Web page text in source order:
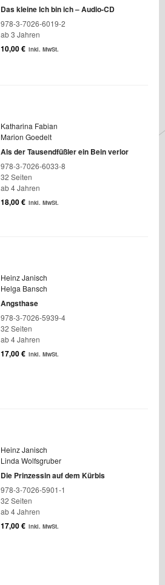
Das kleine Ich bin ich – Audio-CD
978-3-7026-6019-2
ab 3 Jahren
10,00€ inkl. MwSt.
Katharina Fabian
Marion Goedelt
Als der Tausendfüßler ein Bein verlor
978-3-7026-6033-8
32 Seiten
ab 4 Jahren
18,00€ inkl. MwSt.
Heinz Janisch
Helga Bansch
Angsthase
978-3-7026-5939-4
32 Seiten
ab 4 Jahren
17,00€ inkl. MwSt.
Heinz Janisch
Linda Wolfsgruber
Die Prinzessin auf dem Kürbis
978-3-7026-5901-1
32 Seiten
ab 4 Jahren
17,00€ inkl. MwSt.